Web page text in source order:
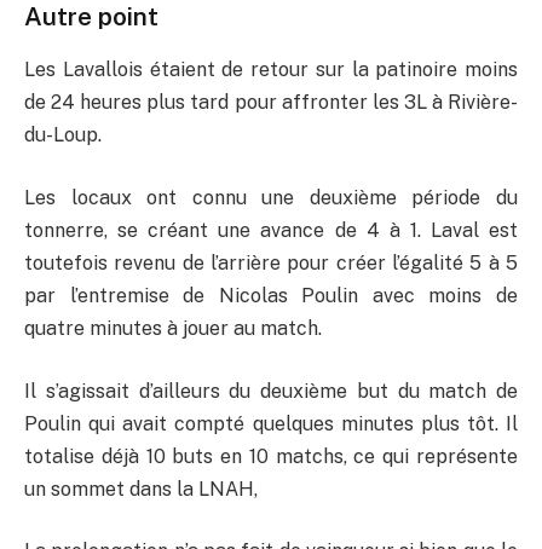
Autre point
Les Lavallois étaient de retour sur la patinoire moins
de 24 heures plus tard pour affronter les 3L à Rivière-
du-Loup.
Les locaux ont connu une deuxième période du
tonnerre, se créant une avance de 4 à 1. Laval est
toutefois revenu de l’arrière pour créer l’égalité 5 à 5
par l’entremise de Nicolas Poulin avec moins de
quatre minutes à jouer au match.
Il s’agissait d’ailleurs du deuxième but du match de
Poulin qui avait compté quelques minutes plus tôt. Il
totalise déjà 10 buts en 10 matchs, ce qui représente
un sommet dans la LNAH,